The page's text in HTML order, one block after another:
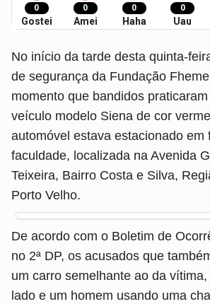
0
Gostei
0
Amei
0
Haha
0
Uau
No início da tarde desta quinta-
de segurança da Fundação
momento que bandidos
veículo modelo Siena de cor
automóvel estava estacionado em
faculdade, localizada na Avenida
Teixeira, Bairro Costa e Silva,
Porto Velho.
De acordo com o Boletim de
no 2ª DP, os acusados que
um carro semelhante ao da
lado e um homem usando uma